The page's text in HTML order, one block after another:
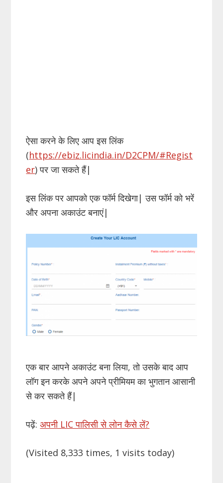
ऐसा करने के लिए आप इस लिंक
(https://ebiz.licindia.in/D2CPM/#Regist
er) पर जा सकते हैं|
इस लिंक पर आपको एक फॉर्म दिखेगा| उस फॉर्म को भरें
और अपना अकाउंट बनाएं|
एक बार आपने अकाउंट बना लिया, तो उसके बाद आप
लॉग इन करके अपने अपने प्रीमियम का भुगतान आसानी
से कर सकते हैं|
पढ़ें:अपनी LIC पालिसी से लोन कैसे लें?
(Visited 8,333 times, 1 visits today)